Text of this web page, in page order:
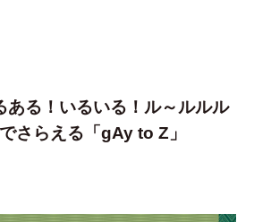
ある！いるいる！ル～ルルル
さらえる「gAy to Z」